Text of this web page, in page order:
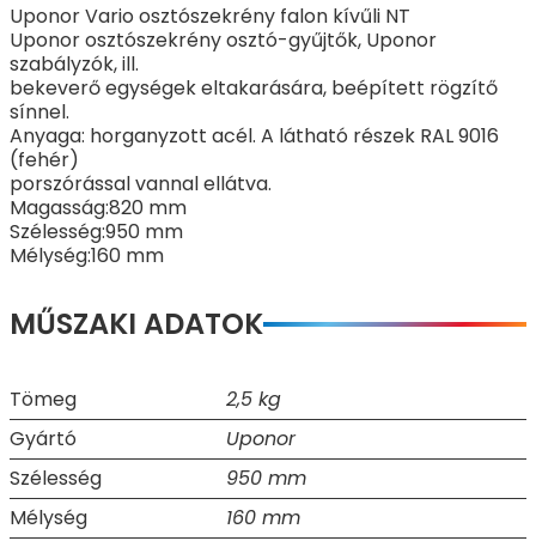
Uponor Vario osztószekrény falon kívűli NT
Uponor osztószekrény osztó-gyűjtők, Uponor
szabályzók, ill.
bekeverő egységek eltakarására, beépített rögzítő
sínnel.
Anyaga: horganyzott acél. A látható részek RAL 9016
(fehér)
porszórással vannal ellátva.
Magasság:820 mm
Szélesség:950 mm
Mélység:160 mm
MŰSZAKI ADATOK
Tömeg
2,5 kg
Gyártó
Uponor
Szélesség
950 mm
Mélység
160 mm